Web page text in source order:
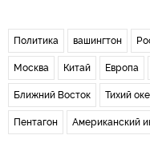
Политика вашингтон
Москва Китай Европа
Ближний Восток Тихий
Пентагон Американский